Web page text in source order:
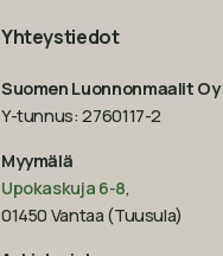
Yhteystiedot
Suomen Luonnonmaalit Oy
Y-tunnus: 2760117-2
Myymälä
Upokaskuja 6-8,
01450 Vantaa (Tuusula)